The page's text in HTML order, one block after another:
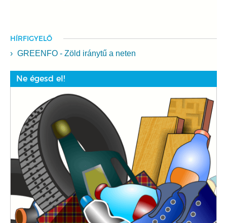
HÍRFIGYELŐ
GREENFO - Zöld iránytű a neten
Ne égesd el!